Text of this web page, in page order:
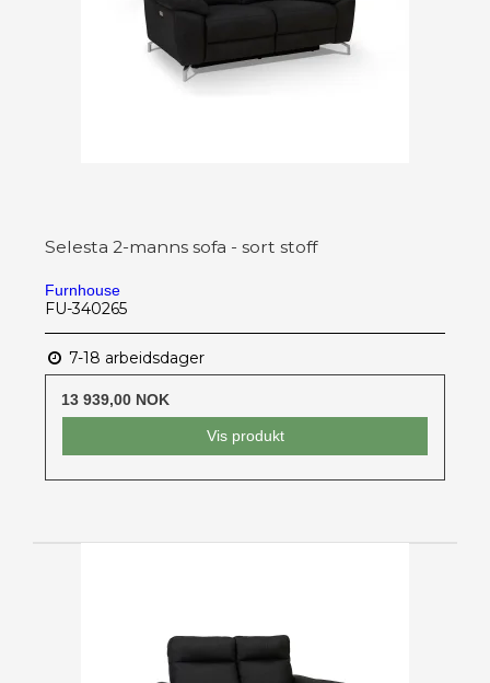
Selesta 2-manns sofa - sort stoff
Furnhouse
FU-340265
7-18 arbeidsdager
13 939,00 NOK
Vis produkt